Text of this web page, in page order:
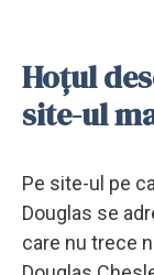
Hoțul
site-ul
Pe site-ul pe
Douglas se
care nu trece